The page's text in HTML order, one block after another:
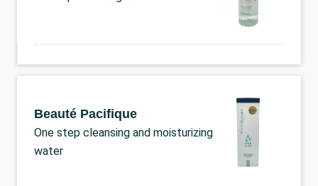
Beauté Pacifique
One step cleansing and moisturizing
water